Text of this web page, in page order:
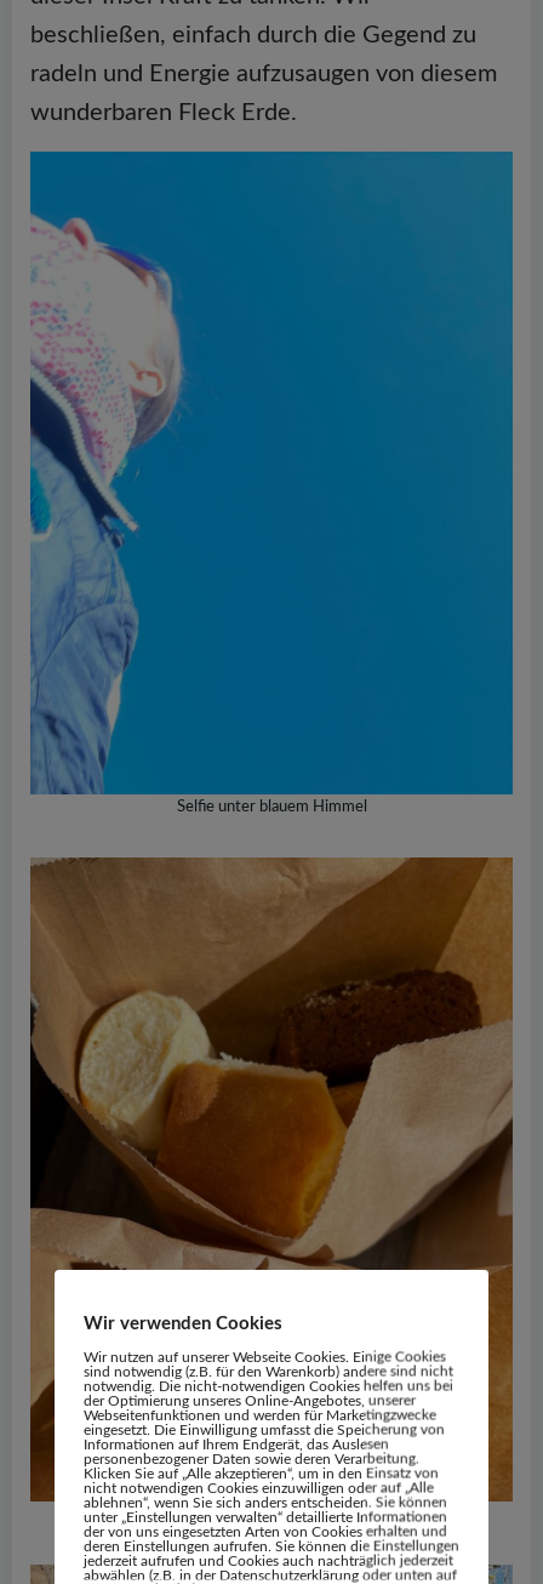
beschließen, einfach durch die Gegend zu
radeln und Energie aufzusaugen von diesem
wunderbaren Fleck Erde.
Selfie unter blauem Himmel
Völlerei auf Hven
Wir verwenden Cookies
Wir nutzen auf unserer Webseite Cookies. Einige Cookies
sind notwendig (z.B. für den Warenkorb) andere sind nicht
notwendig. Die nicht-notwendigen Cookies helfen uns bei
der Optimierung unseres Online-Angebotes, unserer
Webseitenfunktionen und werden für Marketingzwecke
eingesetzt. Die Einwilligung umfasst die Speicherung von
Informationen auf Ihrem Endgerät, das Auslesen
personenbezogener Daten sowie deren Verarbeitung.
Klicken Sie auf „Alle akzeptieren“, um in den Einsatz von
nicht notwendigen Cookies einzuwilligen oder auf „Alle
ablehnen“, wenn Sie sich anders entscheiden. Sie können
unter „Einstellungen verwalten“ detaillierte Informationen
der von uns eingesetzten Arten von Cookies erhalten und
deren Einstellungen aufrufen. Sie können die Einstellungen
jederzeit aufrufen und Cookies auch nachträglich jederzeit
abwählen (z.B. in der Datenschutzerklärung oder unten auf